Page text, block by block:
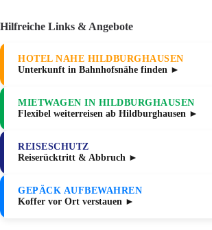
Hilfreiche Links & Angebote
HOTEL NAHE HILDBURGHAUSEN
Unterkunft in Bahnhofsnähe finden ►
MIETWAGEN IN HILDBURGHAUSEN
Flexibel weiterreisen ab Hildburghausen ►
REISESCHUTZ
Reiserücktritt & Abbruch ►
GEPÄCK AUFBEWAHREN
Koffer vor Ort verstauen ►